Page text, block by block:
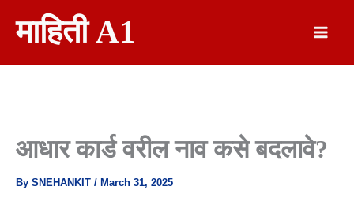
माहिती A1
आधार कार्ड वरील नाव कसे बदलावे?
By SNEHANKIT / March 31, 2025